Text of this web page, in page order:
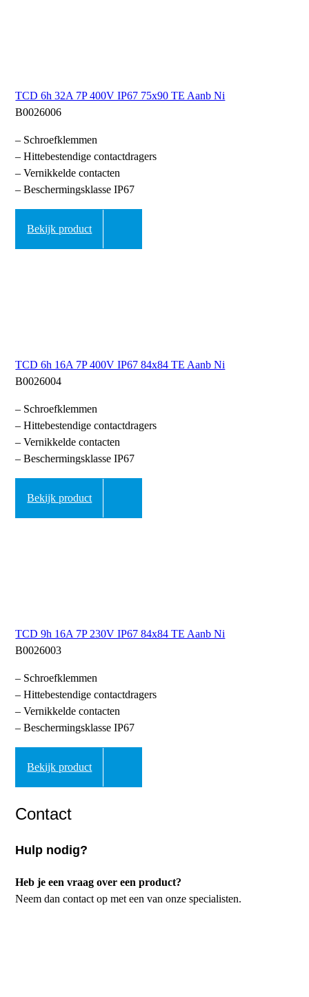
TCD 6h 32A 7P 400V IP67 75x90 TE Aanb Ni
B0026006
– Schroefklemmen
– Hittebestendige contactdragers
– Vernikkelde contacten
– Beschermingsklasse IP67
Bekijk product
TCD 6h 16A 7P 400V IP67 84x84 TE Aanb Ni
B0026004
– Schroefklemmen
– Hittebestendige contactdragers
– Vernikkelde contacten
– Beschermingsklasse IP67
Bekijk product
TCD 9h 16A 7P 230V IP67 84x84 TE Aanb Ni
B0026003
– Schroefklemmen
– Hittebestendige contactdragers
– Vernikkelde contacten
– Beschermingsklasse IP67
Bekijk product
Contact
Hulp nodig?
Heb je een vraag over een product?
Neem dan contact op met een van onze specialisten.